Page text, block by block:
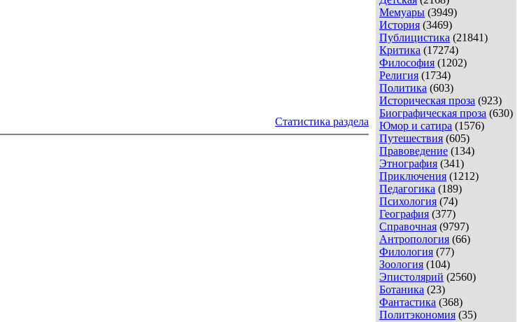
Мемуары (3949)
История (3469)
Публицистика (21841)
Критика (17274)
Философия (1202)
Религия (1734)
Политика (603)
Историческая проза (923)
Биографическая проза (630)
Юмор и сатира (1576)
Путешествия (605)
Правоведение (134)
Этнография (341)
Приключения (1212)
Педагогика (189)
Психология (74)
География (377)
Справочная (9797)
Антропология (66)
Филология (77)
Зоология (104)
Эпистолярий (2560)
Ботаника (23)
Фантастика (368)
Политэкономия (35)
Статистика раздела